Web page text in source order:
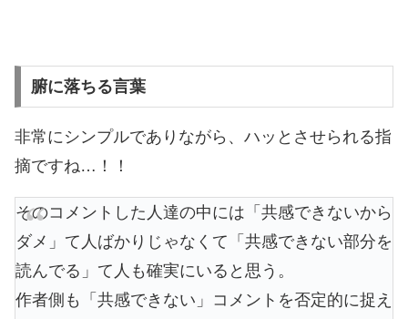
腑に落ちる言葉
非常にシンプルでありながら、ハッとさせられる指
摘ですね…！！
そのコメントした人達の中には「共感できないから
ダメ」て人ばかりじゃなくて「共感できない部分を
読んでる」て人も確実にいると思う。
作者側も「共感できない」コメントを否定的に捉え